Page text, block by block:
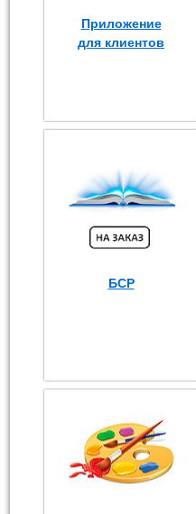
Приложение
для клиентов
БСР